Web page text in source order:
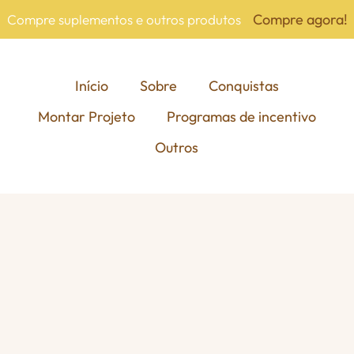
Compre suplementos e outros produtos Compre agora!
Início Sobre
Conquistas
Montar Projeto
Programas de incentivo
Outros